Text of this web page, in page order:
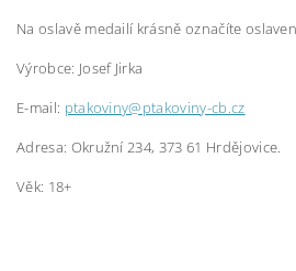
Na oslavě medailí krásně označíte
Výrobce: Josef Jirka
E-mail: ptakoviny@ptakoviny-cb.cz
Adresa: Okružní 234, 373 61 Hrdějovice.
Věk: 18+